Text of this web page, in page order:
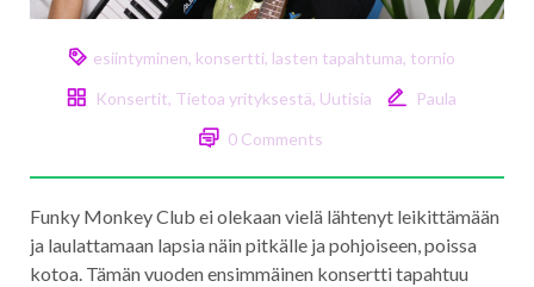
esiintyminen, konsertti, lasten tapahtuma, tornio
Konsertit, Tietoa yrityksestä, Uutisia
Paula
0 Comments
Funky Monkey Club ei olekaan vielä lähtenyt leikittämään
ja laulattamaan lapsia näin pitkälle ja pohjoiseen, poissa
kotoa. Tämän vuoden ensimmäinen konsertti tapahtuu